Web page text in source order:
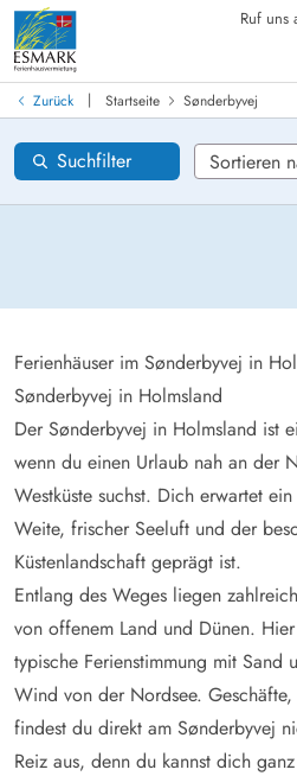
Ruf uns
Zurück | Startseite Sønderbyvej
Ferienhäuser im Sønderbyvej in
Sønderbyvej in Holmsland
Der Sønderbyvej in Holmsland ist
wenn du einen Urlaub nah an der
Westküste suchst. Dich erwartet
Weite, frischer Seeluft und der
Küstenlandschaft geprägt ist.
Entlang des Weges liegen
von offenem Land und Dünen.
typische Ferienstimmung mit Sand
Wind von der Nordsee. Geschäfte,
findest du direkt am Sønderbyvej
Reiz aus, denn du kannst dich
Suchfilter
Ferienhaus in
Anreise
Gebiete